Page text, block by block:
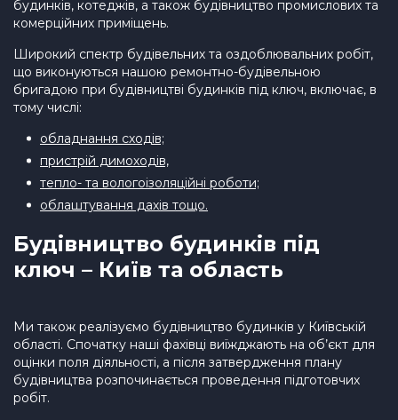
будинків, котеджів, а також будівництво промислових та
комерційних приміщень.
Широкий спектр будівельних та оздоблювальних робіт,
що виконуються нашою ремонтно-будівельною
бригадою при будівництві будинків під ключ, включає, в
тому числі:
обладнання сходів;
пристрій димоходів,
тепло- та вологоізоляційні роботи;
облаштування дахів тощо.
Будівництво будинків під
ключ – Київ та область
Ми також реалізуємо будівництво будинків у Київській
області. Спочатку наші фахівці виїжджають на об’єкт для
оцінки поля діяльності, а після затвердження плану
будівництва розпочинається проведення підготовчих
робіт.